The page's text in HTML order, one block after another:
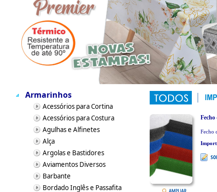
Armarinhos
Acessórios para Cortina
Acessórios para Costura
Agulhas e Alfinetes
Alça
Argolas e Bastidores
Aviamentos Diversos
Barbante
Bordado Inglês e Passafita
Fecho
Fecho